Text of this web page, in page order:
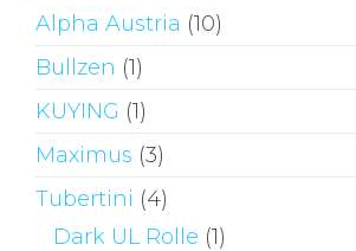
Alpha Austria (10)
Bullzen (1)
KUYING (1)
Maximus (3)
Tubertini (4)
Dark UL Rolle (1)